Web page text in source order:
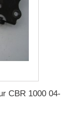
CBR 1000 04-